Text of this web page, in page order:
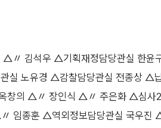
△〃 김석우 △기획재정담당관실 한윤
실 노유경 △감찰담당관실 전종상 △
창의 △〃 장인식 △〃 주은화 △심사
임종훈 △역외정보담당관실 국우진